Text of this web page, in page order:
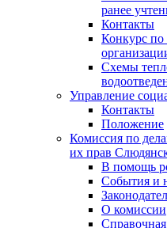
ранее
Контакты
Конкурс
Схемы
Управление
Контакты
Положение
Комиссия по
их прав
В помощь
События и
О комиссии